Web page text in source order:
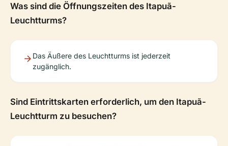
Was sind die Öffnungszeiten des Itapuã-
Leuchtturms?
Das Äußere des Leuchtturms ist jederzeit
zugänglich.
Sind Eintrittskarten erforderlich, um den Itapuã-
Leuchtturm zu besuchen?